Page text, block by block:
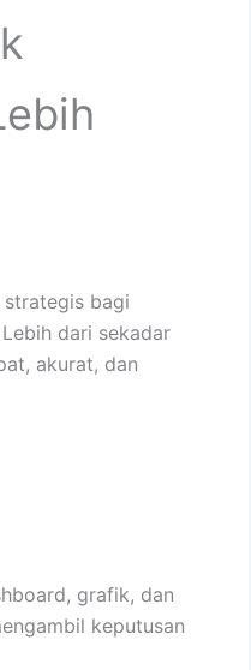
bagi
dari sekadar
akurat, dan
grafik, dan
keputusan